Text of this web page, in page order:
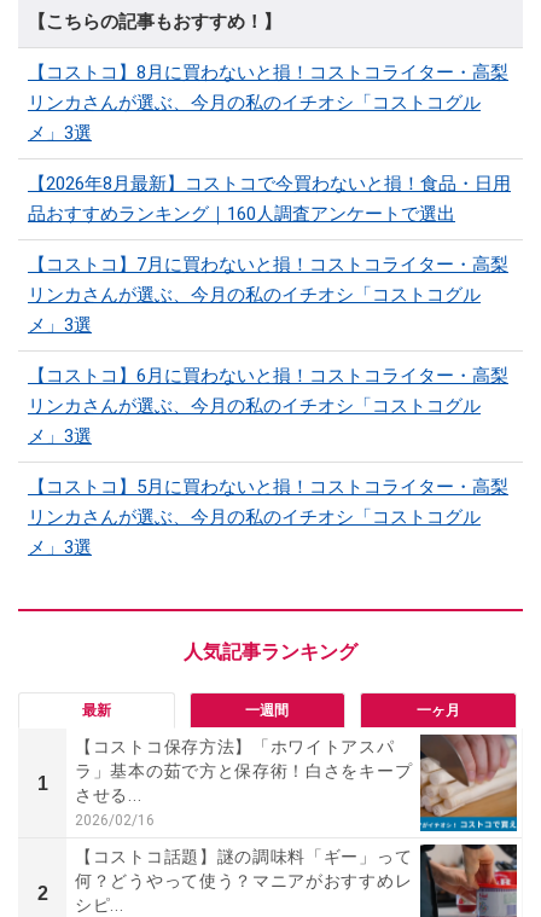
【こちらの記事もおすすめ！】
【コストコ】8月に買わないと損！コストコライター・高梨
リンカさんが選ぶ、今月の私のイチオシ「コストコグル
メ」3選
【2026年8月最新】コストコで今買わないと損！食品・日用
品おすすめランキング｜160人調査アンケートで選出
【コストコ】7月に買わないと損！コストコライター・高梨
リンカさんが選ぶ、今月の私のイチオシ「コストコグル
メ」3選
【コストコ】6月に買わないと損！コストコライター・高梨
リンカさんが選ぶ、今月の私のイチオシ「コストコグル
メ」3選
【コストコ】5月に買わないと損！コストコライター・高梨
リンカさんが選ぶ、今月の私のイチオシ「コストコグル
メ」3選
最新 一週間 一ヶ月
1
【コストコ保存方法】「ホワイトアスパ
ラ」基本の茹で方と保存術！白さをキープ
させる...
2026/02/16
2
【コストコ話題】謎の調味料「ギー」って
何？どうやって使う？マニアがおすすめレ
シピ...